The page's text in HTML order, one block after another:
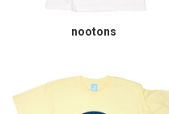
nootons